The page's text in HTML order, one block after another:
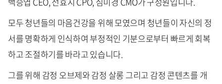
모두 청년들의 마음건강을 위해 모였으며 청년들이 자신의 정
서를 명확하게 인식하여 부정적인 기분으로부터 빠르게 회복
하고 조절하기를 바라고 있습니다.
그를 위해 감정 오브제와 감정 살롱 그리고 감정 콘텐츠를 개